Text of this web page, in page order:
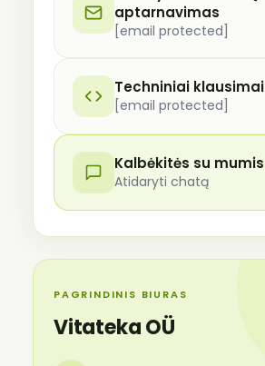
aptarnavimas
[email protected]
Techniniai klausimai
[email protected]
Kalbėkitės su mumis
Atidaryti chatą
PAGRINDINIS BIURAS
Vitateka OÜ